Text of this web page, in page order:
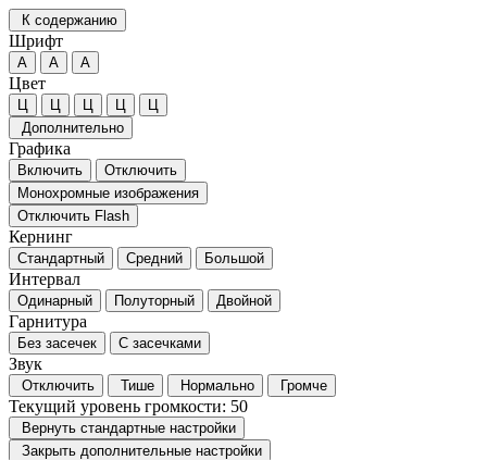
К содержанию
Шрифт
А А А
Цвет
Ц Ц Ц Ц
Ц
Дополнительно
Графика
Включить
Отключить
Монохромные изображения
Отключить Flash
Кернинг
Стандартный Средний Большой
Интервал
Одинарный Полуторный Двойной
Гарнитура
Без засечек С засечками
Звук
Отключить Тише Нормально Громче
Текущий уровень громкости: 50
Вернуть стандартные настройки
Закрыть дополнительные настройки